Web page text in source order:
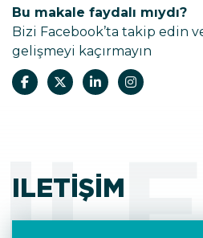
Bu makale faydalı mıydı?
Bizi Facebook’ta takip edin
gelişmeyi kaçırmayın
ILETIŞIM